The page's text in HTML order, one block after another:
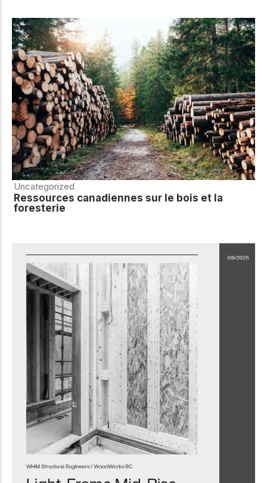
Uncategorized
Ressources canadiennes sur le bois et la
foresterie